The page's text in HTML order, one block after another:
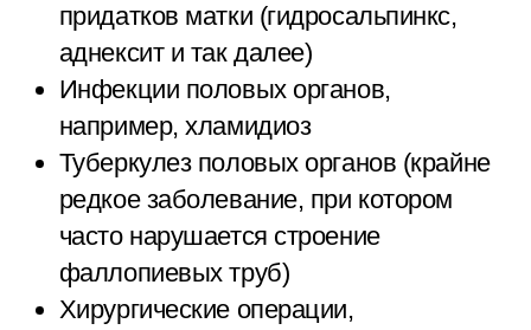
придатков матки (гидросальпинкс,
аднексит и так далее)
Инфекции половых органов,
например, хламидиоз
Туберкулез половых органов (крайне
редкое заболевание, при котором
часто нарушается строение
фаллопиевых труб)
Хирургические операции,